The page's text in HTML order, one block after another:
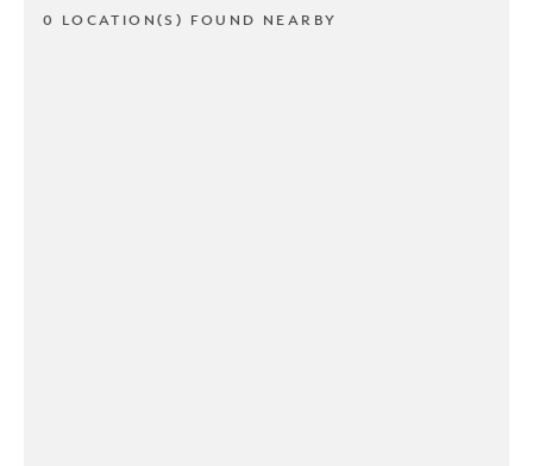
0 LOCATION(S) FOUND NEARBY